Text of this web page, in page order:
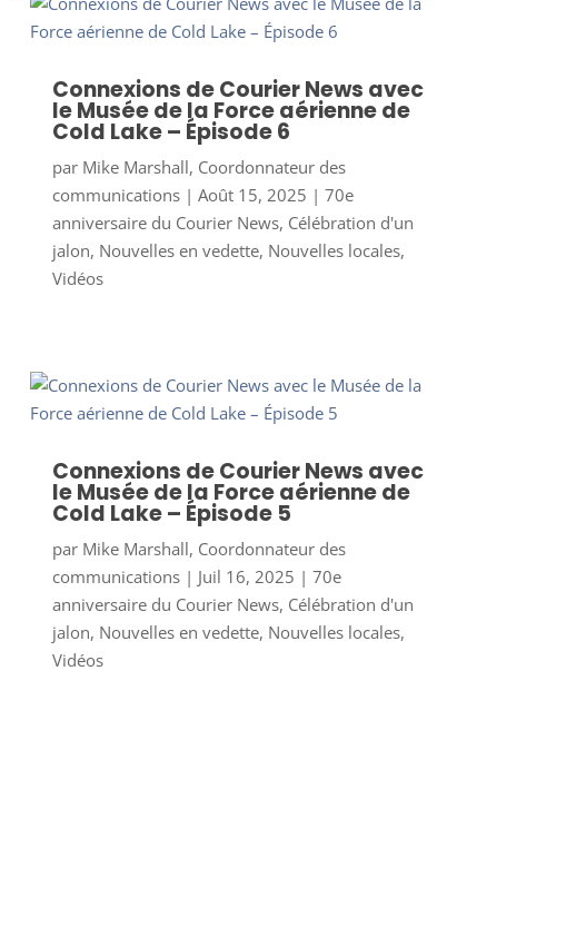
Connexions de Courier News avec
le Musée de la Force aérienne de
Cold Lake – Épisode 6
par Mike Marshall, Coordonnateur des
communications| Août 15, 2025 | 70e
anniversaire du Courier News, Célébration d'un
jalon, Nouvelles en vedette, Nouvelles locales,
Vidéos
Connexions de Courier News avec
le Musée de la Force aérienne de
Cold Lake – Épisode 5
par Mike Marshall, Coordonnateur des
communications| Juil 16, 2025 | 70e
anniversaire du Courier News, Célébration d'un
jalon, Nouvelles en vedette, Nouvelles locales,
Vidéos